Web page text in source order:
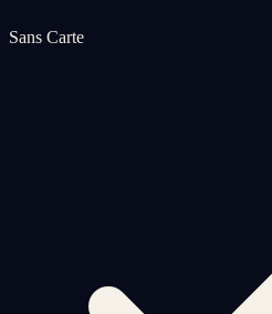
Sans Carte